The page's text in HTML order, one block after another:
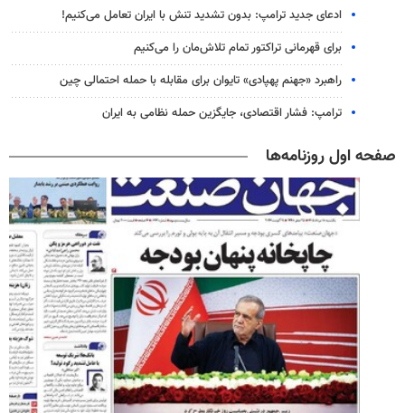
ادعای جدید ترامپ: بدون تشدید تنش با ایران تعامل می‌کنیم!
برای قهرمانی تراکتور تمام تلاش‌مان را می‌کنیم
راهبرد «جهنم پهپادی» تایوان برای مقابله با حمله احتمالی چین
ترامپ: فشار اقتصادی، جایگزین حمله نظامی به ایران
صفحه اول روزنامه‌ها